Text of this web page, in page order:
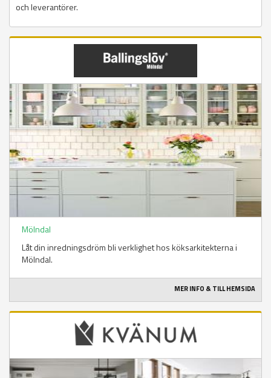
och leverantörer.
Mölndal
Låt din inredningsdröm bli verklighet hos köksarkitekterna i
Mölndal.
MER INFO & TILL HEMSIDA